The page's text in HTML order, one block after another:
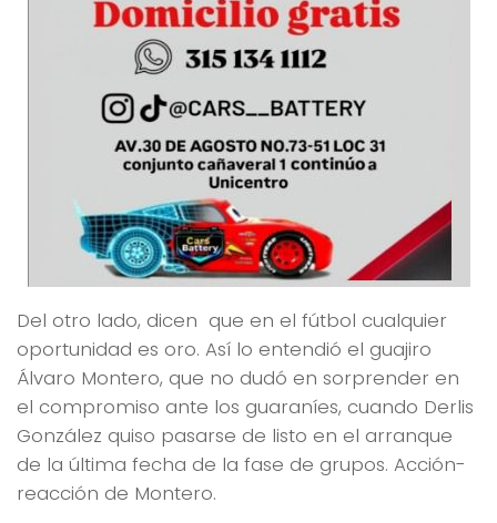
Del otro lado, dicen que en el fútbol cualquier
oportunidad es oro. Así lo entendió el guajiro
Álvaro Montero, que no dudó en sorprender en
el compromiso ante los guaraníes, cuando Derlis
González quiso pasarse de listo en el arranque
de la última fecha de la fase de grupos. Acción-
reacción de Montero.